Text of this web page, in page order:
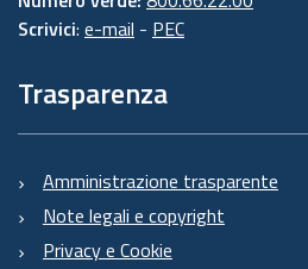
Scrivici: e-mail - PEC
Trasparenza
Amministrazione trasparente
Note legali e copyright
Privacy e Cookie